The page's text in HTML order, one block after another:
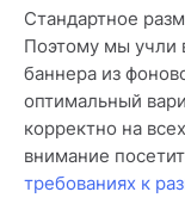
Стандартное
Поэтому мы учли
баннера из
оптимальный
корректно на
внимание
требованиях к